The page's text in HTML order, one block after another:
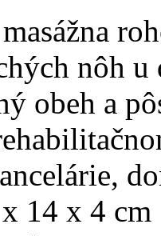
nôh u
obeh a
14 x 4 cm